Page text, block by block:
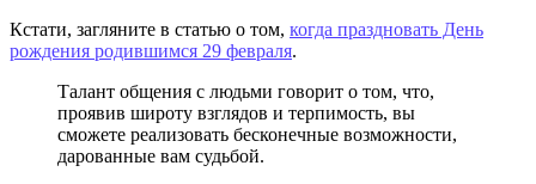
Кстати, загляните в статью о том, когда праздновать День
рождения родившимся 29 февраля.
Талант общения с людьми говорит о том, что,
проявив широту взглядов и терпимость, вы
сможете реализовать бесконечные возможности,
дарованные вам судьбой.